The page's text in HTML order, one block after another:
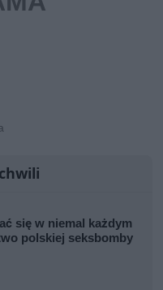
się w niemal każdym
polskiej seksbomby